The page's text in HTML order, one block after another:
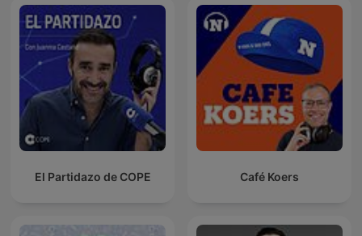
El Partidazo de COPE Café Koers